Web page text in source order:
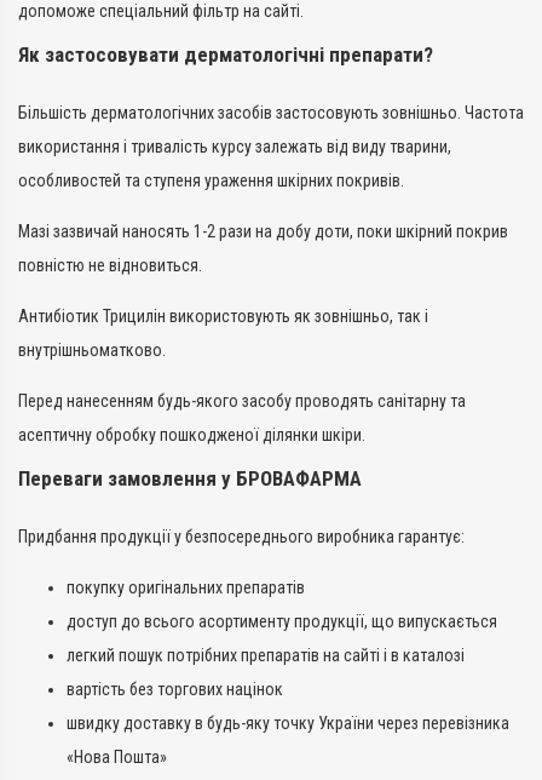
допоможе спеціальний фільтр на сайті.
Як застосовувати дерматологічні препарати?
Більшість дерматологічних засобів застосовують зовнішньо. Частота
використання і тривалість курсу залежать від виду тварини,
особливостей та ступеня ураження шкірних покривів.
Мазі зазвичай наносять 1-2 рази на добу доти, поки шкірний покрив
повністю не відновиться.
Антибіотик Трицилін використовують як зовнішньо, так і
внутрішньоматково.
Перед нанесенням будь-якого засобу проводять санітарну та
асептичну обробку пошкодженої ділянки шкіри.
Переваги замовлення у БРОВАФАРМА
Придбання продукції у безпосереднього виробника гарантує:
покупку оригінальних препаратів
доступ до всього асортименту продукції, що випускається
легкий пошук потрібних препаратів на сайті і в каталозі
вартість без торгових націнок
швидку доставку в будь-яку точку України через перевізника
«Нова Пошта»